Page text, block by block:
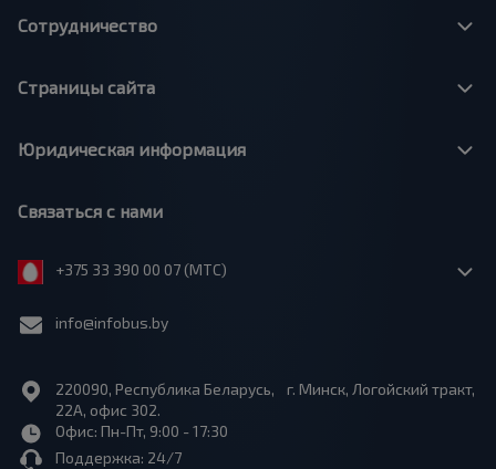
Сотрудничество
Страницы сайта
Юридическая информация
Связаться с нами
+375 33 390 00 07 (МТС)
info@infobus.by
220090, Республика Беларусь, г. Минск, Логойский тракт,
22А, офис 302.
Офис: Пн-Пт, 9:00 - 17:30
Поддержка: 24/7